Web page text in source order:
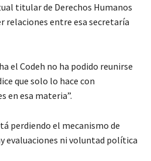
titular de Derechos Humanos
relaciones entre esa secretaría
el Codeh no ha podido reunirse
que solo lo hace con
en esa materia”.
perdiendo el mecanismo de
evaluaciones ni voluntad política